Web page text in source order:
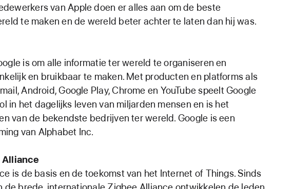
van Apple doen er alles aan om de beste
te maken en de wereld beter achter te laten dan hij was.
is om alle informatie ter wereld te organiseren en
en bruikbaar te maken. Met producten en platforms als
Android, Google Play, Chrome en YouTube speelt Google
in het dagelijks leven van miljarden mensen en is het
van de bekendste bedrijven ter wereld. Google is een
van Alphabet Inc.
Alliance
is de basis en de toekomst van het Internet of Things. Sinds